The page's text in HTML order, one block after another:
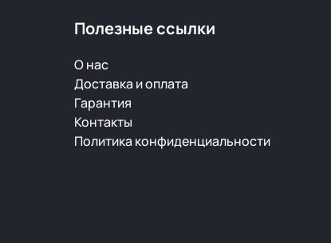
Полезные ссылки
О нас
Доставка и оплата
Гарантия
Контакты
Политика конфиденциальности